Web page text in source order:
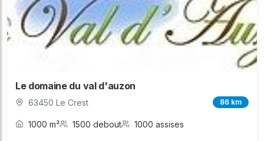
Le domaine du val d'auzon
63450 Le Crest 86 km
1000 m² 1500 debout 1000 assises